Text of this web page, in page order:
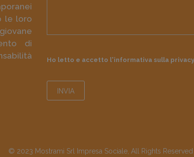
le loro
di
Ho letto e accetto l'informativa sulla privacy
© 2023 Mostrami Srl Impresa Sociale, All Rights